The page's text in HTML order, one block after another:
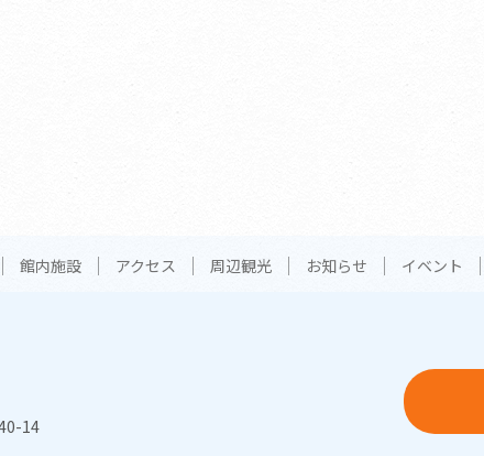
館内施設 アクセス 周辺観光 お知らせ イベント
14